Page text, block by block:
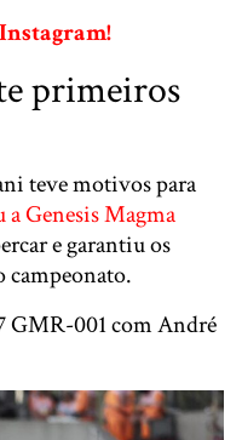
Instagram!
primeiros
teve motivos para
Genesis Magma
e garantiu os
campeonato.
GMR-001 comAndré